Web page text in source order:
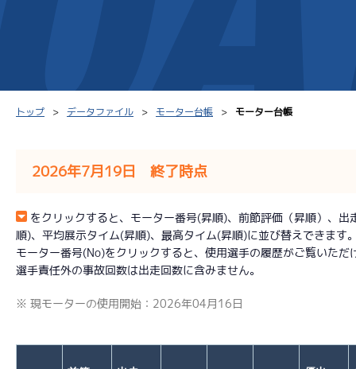
レース結果一覧
出走表PDF
モーター抽選結果・
選手コ
ボートデータ
出目データ
トップ データファイル モーター台帳 モーター台帳
2026年7月19日 終了時点
をクリックすると、モーター番号(昇順)、前節評価（昇順）、
順)、平均展示タイム(昇順)、最高タイム(昇順)に並び替えできます
モーター番号(No)をクリックすると、使用選手の履歴がご覧いただ
選手責任外の事故回数は出走回数に含みません。
※ 現モーターの使用開始：2026年04月16日